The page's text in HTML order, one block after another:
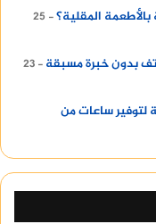
المقلية؟
25
بدون خبرة مسبقة
23
لتوفير ساعات من